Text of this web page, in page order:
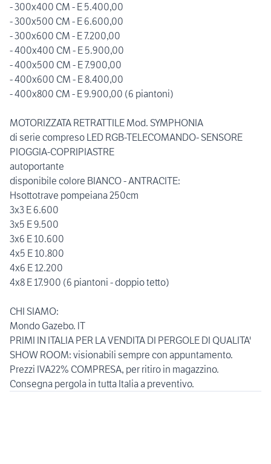
- 300x400 CM - E 5.400,00
- 300x500 CM - E 6.600,00
- 300x600 CM - E 7.200,00
- 400x400 CM - E 5.900,00
- 400x500 CM - E 7.900,00
- 400x600 CM - E 8.400,00
- 400x800 CM - E 9.900,00 (6 piantoni)
MOTORIZZATA RETRATTILE Mod. SYMPHONIA
di serie compreso LED RGB-TELECOMANDO- SENSORE
PIOGGIA-COPRIPIASTRE
autoportante
disponibile colore BIANCO - ANTRACITE:
Hsottotrave pompeiana 250cm
3x3 E 6.600
3x5 E 9.500
3x6 E 10.600
4x5 E 10.800
4x6 E 12.200
4x8 E 17.900 (6 piantoni - doppio tetto)
CHI SIAMO:
Mondo Gazebo. lT
PRIMI IN ITALIA PER LA VENDITA DI PERGOLE DI QUALITA'
SHOW ROOM: visionabili sempre con appuntamento.
Prezzi IVA22% COMPRESA, per ritiro in magazzino.
Consegna pergola in tutta Italia a preventivo.